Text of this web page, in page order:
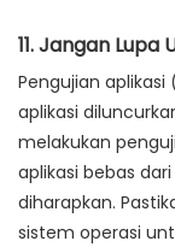
11. Jangan
Pengujian
aplikasi
melakukan
aplikasi bebas
diharapkan.
sistem operasi